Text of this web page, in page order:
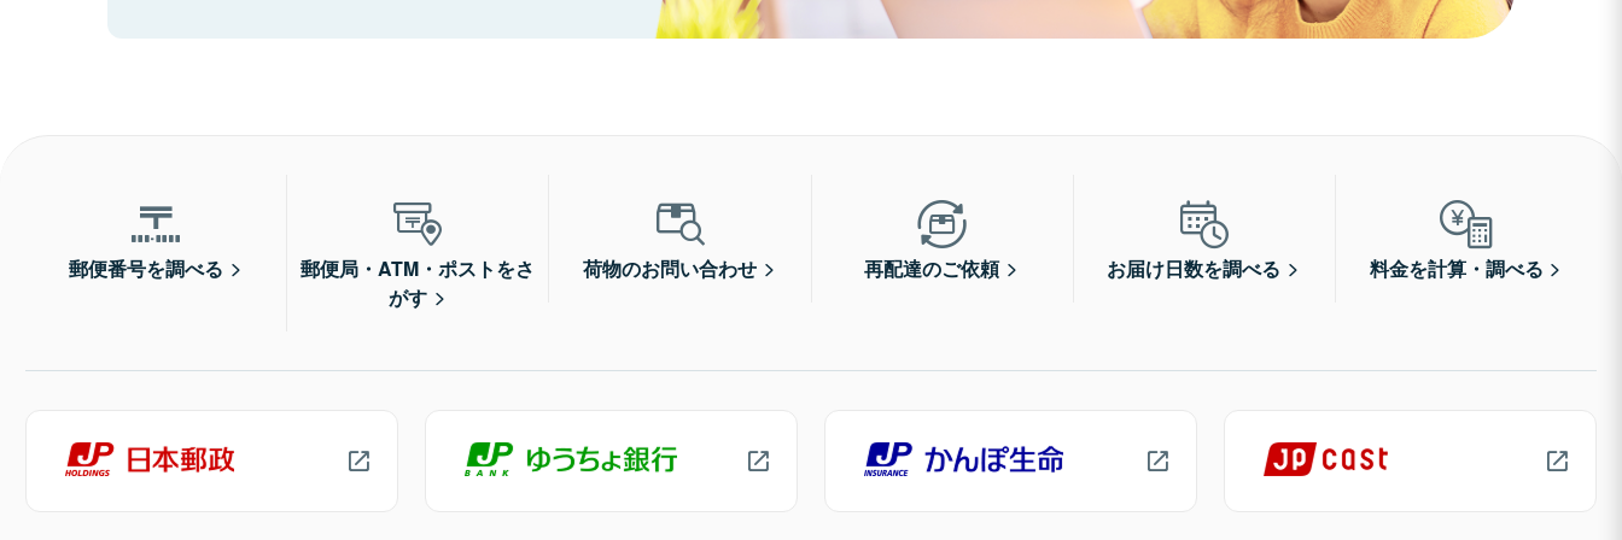
郵便番号を調べる
郵便局・ATM・ポストをさ
がす
荷物のお問い合わせ 再配達のご依頼 お届け日数を調べる 料金を計算・調べる